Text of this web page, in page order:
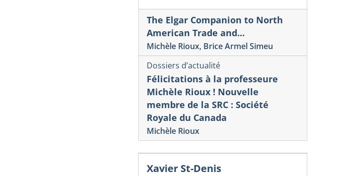
The Elgar Companion to North
American Trade and...
Michèle Rioux, Brice Armel Simeu
Dossiers d’actualité
Félicitations à la professeure
Michèle Rioux ! Nouvelle
membre de la SRC : Société
Royale du Canada
Michèle Rioux
Xavier St-Denis